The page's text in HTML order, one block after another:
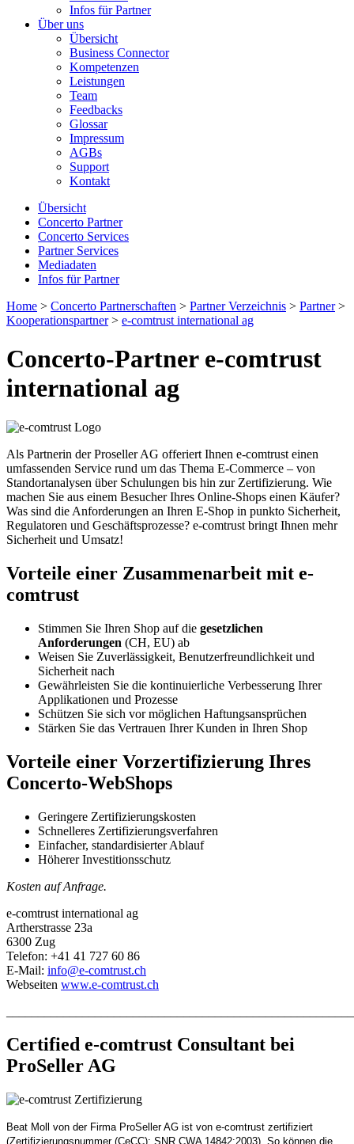
Infos für Partner
Über uns
Übersicht
Business Connector
Kompetenzen
Leistungen
Team
Feedbacks
Glossar
Impressum
AGBs
Support
Kontakt
Übersicht
Concerto Partner
Concerto Services
Partner Services
Mediadaten
Infos für Partner
Home > Concerto Partnerschaften > Partner Verzeichnis > Partner>
Kooperationspartner> e-comtrust international ag
Concerto-Partner e-comtrust
international ag
Als Partnerin der Proseller AG offeriert Ihnen e-comtrust einen
umfassenden Service rund um das Thema E-Commerce – von
Standortanalysen über Schulungen bis hin zur Zertifizierung. Wie
machen Sie aus einem Besucher Ihres Online-Shops einen Käufer?
Was sind die Anforderungen an Ihren E-Shop in punkto Sicherheit,
Regulatoren und Geschäftsprozesse? e-comtrust bringt Ihnen mehr
Sicherheit und Umsatz!
Vorteile einer Zusammenarbeit mit e-
comtrust
Stimmen Sie Ihren Shop auf die gesetzlichen
Anforderungen (CH, EU) ab
Weisen Sie Zuverlässigkeit, Benutzerfreundlichkeit und
Sicherheit nach
Gewährleisten Sie die kontinuierliche Verbesserung Ihrer
Applikationen und Prozesse
Schützen Sie sich vor möglichen Haftungsansprüchen
Stärken Sie das Vertrauen Ihrer Kunden in Ihren Shop
Vorteile einer Vorzertifizierung Ihres
Concerto-WebShops
Geringere Zertifizierungskosten
Schnelleres Zertifizierungsverfahren
Einfacher, standardisierter Ablauf
Höherer Investitionsschutz
Kosten auf Anfrage.
e-comtrust international ag
Artherstrasse 23a
6300 Zug
Telefon: +41 41 727 60 86
E-Mail: info@e-comtrust.ch
Webseiten www.e-comtrust.ch
Certified e-comtrust Consultant bei
ProSeller AG
Beat Moll von der Firma ProSeller AG ist von e-comtrust zertifiziert
(Zertifizierungsnummer (CeCC): SNR CWA 14842:2003). So können die